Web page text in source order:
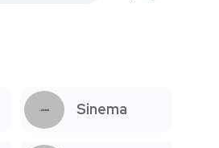
Sinema